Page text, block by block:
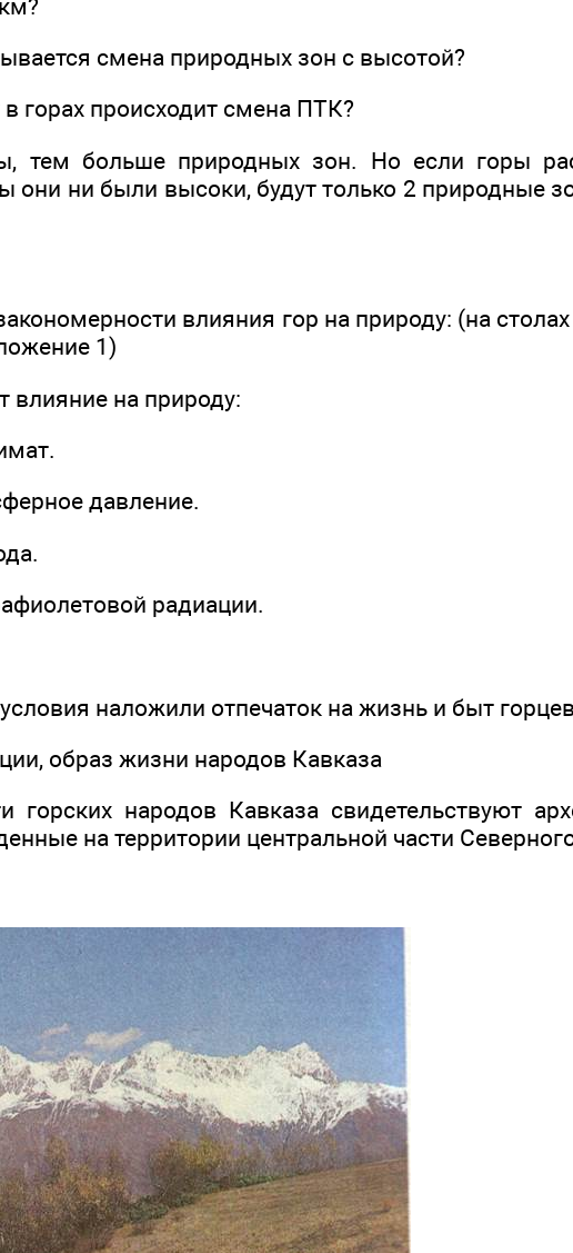
смена природных зон с высотой?
горах происходит смена ПТК?
тем больше природных зон. Но если горы
они ни были высоки, будут только 2 природные
влияния гор на природу: (на
1)
влияние на природу:
давление.
радиации.
наложили отпечаток на жизнь и быт
образ жизни народов Кавказа
горских народов Кавказа свидетельствуют
на территории центральной части